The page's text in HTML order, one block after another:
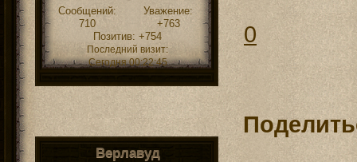
Сообщений:
710
Уважение:
+763
Позитив: +754
Последний визит:
Сегодня 00:22:45
0
Верлавуд